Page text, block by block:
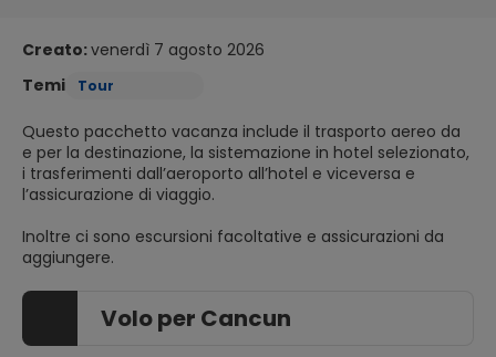
Creato:venerdì 7 agosto 2026
Temi
Tour
Questo pacchetto vacanza include il trasporto aereo da
e per la destinazione, la sistemazione in hotel selezionato,
i trasferimenti dall’aeroporto all’hotel e viceversa e
l’assicurazione di viaggio.
Inoltre ci sono escursioni facoltative e assicurazioni da
aggiungere.
Volo per Cancun